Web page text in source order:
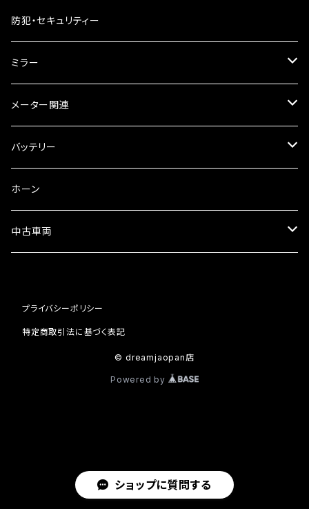
ショップに質問する
ギアオイル
オイルクーラー
ラジエーター
フォークオイル
バンテージタイプ
スリップオン
サイレンサー
ブレーキシュー
ブレーキパット
ブレーキオイル
その他
防犯・セキュリティー
ミラー
ミラー本体
ミラーアダプター
ミラーその他
メーター関連
スピードメーター
タコメーター
セット
バッテリー
バッテリー充電器
ホーン
中古車両
ホンダ
プライバシーポリシー
特定商取引法に基づく表記
© dreamjaopan店
Powered by